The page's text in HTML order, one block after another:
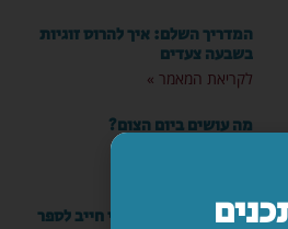
המדריך השלם: איך להרוס זוגיות
בשבעה צעדים
לקריאת המאמר »
מה עושים ביום הצום?
"אמא, יש משהו שאני חייב לספר